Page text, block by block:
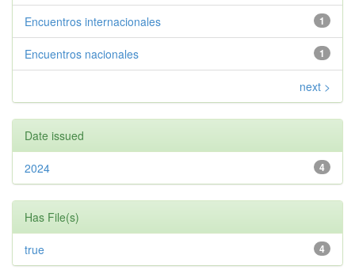
1
Encuentros internacionales
1
Encuentros nacionales
next >
Date issued
4
2024
Has File(s)
4
true